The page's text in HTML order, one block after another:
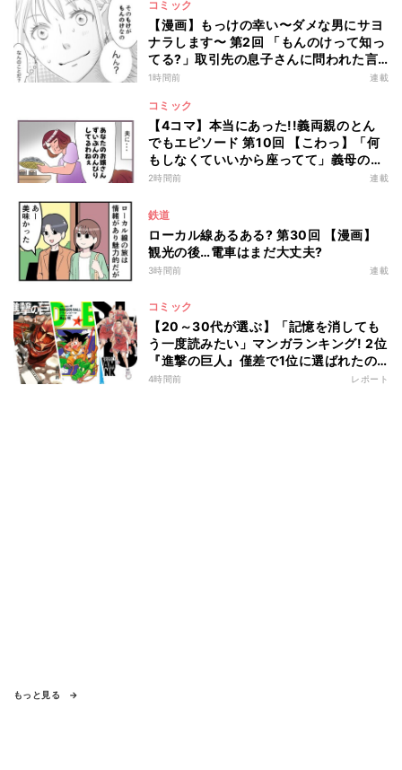
コミック
【漫画】もっけの幸い〜ダメな男にサヨ
ナラします〜 第2回 「もんのけって知っ
てる?」取引先の息子さんに問われた言
葉は…
1時間前 連載
コミック
【4コマ】本当にあった!!義両親のとん
でもエピソード 第10回 【こわっ】「何
もしなくていいから座ってて」義母の言
葉を真に受けた結果…
2時間前 連載
鉄道
ローカル線あるある? 第30回 【漫画】
観光の後…電車はまだ大丈夫?
3時間前 連載
コミック
【20～30代が選ぶ】「記憶を消しても
う一度読みたい」マンガランキング! 2位
『進撃の巨人』僅差で1位に選ばれたの
は?
4時間前 レポート
もっと見る